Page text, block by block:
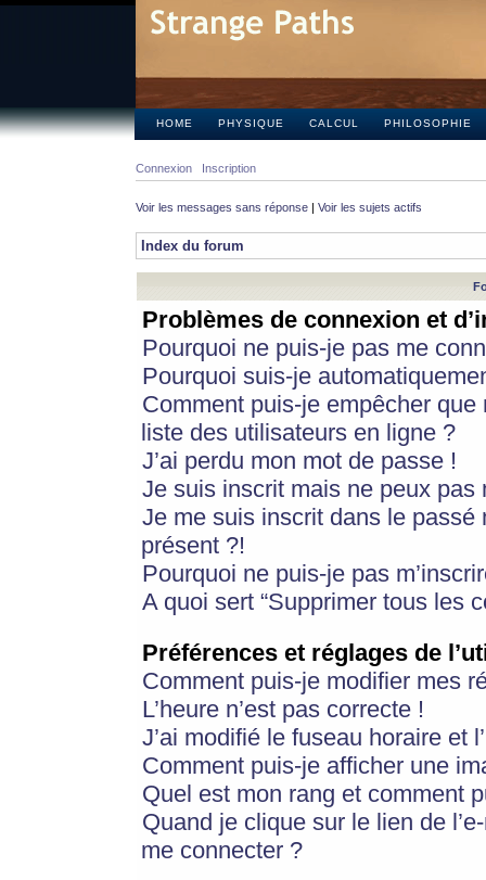
HOME PHYSIQUE CALCUL PHILOSOPHIE
Connexion Inscription
Voir les messages sans réponse | Voir les sujets actifs
Index du forum
Problèmes de connexion et
Pourquoi ne puis-je pas me
Pourquoi suis-je
Comment puis-je empêcher
liste des utilisateurs en ligne ?
J’ai perdu mon mot de passe !
Je suis inscrit mais ne peux pas
Je me suis inscrit dans le
présent ?!
Pourquoi ne puis-je pas
A quoi sert “Supprimer tous les
Préférences et réglages de
Comment puis-je modifier mes
L’heure n’est pas correcte !
J’ai modifié le fuseau horaire et
Comment puis-je afficher une
Quel est mon rang et comment
Quand je clique sur le lien de
me connecter ?